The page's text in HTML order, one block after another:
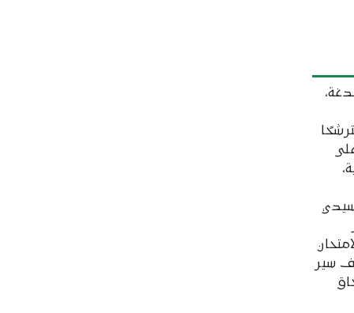
لسنة 2026، بمشاركة 56 مترشحًا
سير